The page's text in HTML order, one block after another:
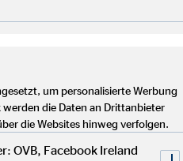
—
um personalisierte Werbung
die Daten an Drittanbieter
die Websites hinweg verfolgen.
OVB, Facebook Ireland